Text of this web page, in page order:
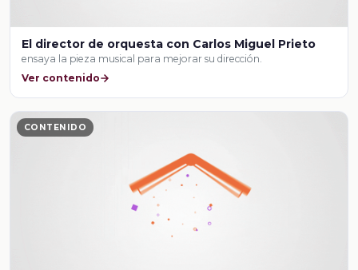
El director de orquesta con Carlos Miguel Prieto
ensaya la pieza musical para mejorar su dirección.
Ver contenido
CONTENIDO